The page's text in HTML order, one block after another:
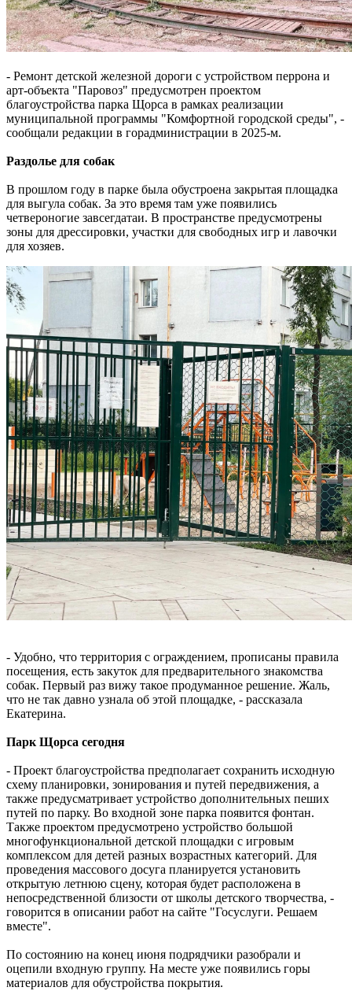
- Ремонт детской железной дороги с устройством перрона и
арт-объекта "Паровоз" предусмотрен проектом
благоустройства парка Щорса в рамках реализации
муниципальной программы "Комфортной городской среды", -
сообщали редакции в горадминистрации в 2025-м.
Раздолье для собак
В прошлом году в парке была обустроена закрытая площадка
для выгула собак. За это время там уже появились
четвероногие завсегдатаи. В пространстве предусмотрены
зоны для дрессировки, участки для свободных игр и лавочки
для хозяев.
- Удобно, что территория с ограждением, прописаны правила
посещения, есть закуток для предварительного знакомства
собак. Первый раз вижу такое продуманное решение. Жаль,
что не так давно узнала об этой площадке, - рассказала
Екатерина.
Парк Щорса сегодня
- Проект благоустройства предполагает сохранить исходную
схему планировки, зонирования и путей передвижения, а
также предусматривает устройство дополнительных пеших
путей по парку. Во входной зоне парка появится фонтан.
Также проектом предусмотрено устройство большой
многофункциональной детской площадки с игровым
комплексом для детей разных возрастных категорий. Для
проведения массового досуга планируется установить
открытую летнюю сцену, которая будет расположена в
непосредственной близости от школы детского творчества, -
говорится в описании работ на сайте "Госуслуги. Решаем
вместе".
По состоянию на конец июня подрядчики разобрали и
оцепили входную группу. На месте уже появились горы
материалов для обустройства покрытия.